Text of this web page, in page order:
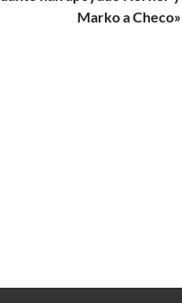
Marko a Checo»